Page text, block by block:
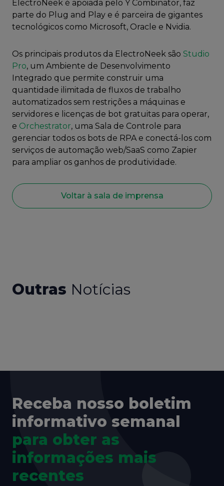
ElectroNeek é apoiada pelo Y Combinator, faz
parte do Plug and Play e é parceira de gigantes
tecnológicos como Microsoft, Oracle e Nvidia.
Os principais produtos da ElectroNeek são Studio
Pro, um Ambiente de Desenvolvimento
Integrado que permite construir uma
quantidade ilimitada de fluxos de trabalho
automatizados sem restrições a máquinas e
servidores e licenças de bot gratuitas para operar,
e Orchestrator, uma Sala de Controle para
gerenciar todos os bots de RPA e conectá-los com
serviços de automação web/SaaS como Zapier
para ampliar os ganhos de produtividade.
Voltar à sala de imprensa
Outras Notícias
Receba nosso boletim
informativo semanal
para obter as
informações mais
recentes